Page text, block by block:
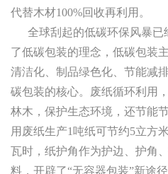
代替木材100%回收再利用。
全球刮起的低碳环保风暴已
了低碳包装的理念，低碳包装
清洁化、制品绿色化、节能减
碳包装的核心。废纸循环利用
林木，保护生态环境，还节能
用废纸生产1吨纸可节约5立方
瓦时，纸护角作为护边、护角
料，开辟了“无容器包装”新途